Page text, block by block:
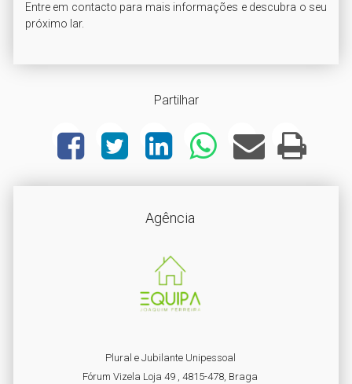
Partilhar
Agência
Plural e Jubilante Unipessoal
Fórum Vizela Loja 49 , 4815-478, Braga
Entre em contacto para mais informações e descubra o seu